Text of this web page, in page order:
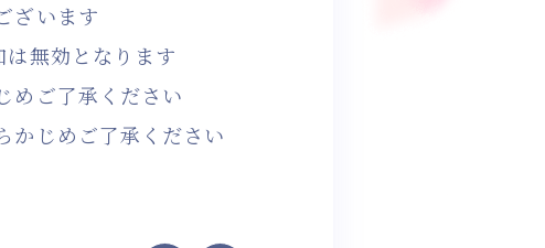
ざいます
無効となります
めご了承ください
かじめご了承ください